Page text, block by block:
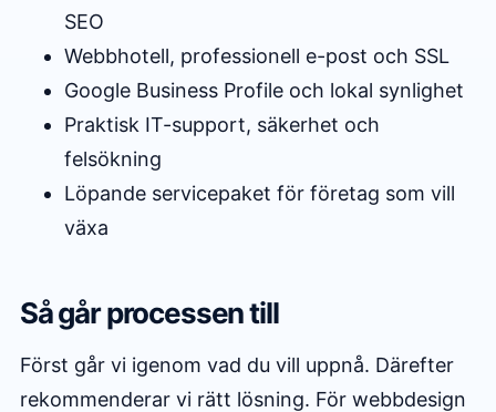
SEO
Webbhotell, professionell e-post och SSL
Google Business Profile och lokal synlighet
Praktisk IT-support, säkerhet och
felsökning
Löpande servicepaket för företag som vill
växa
Så går processen till
Först går vi igenom vad du vill uppnå. Därefter
rekommenderar vi rätt lösning. För webbdesign